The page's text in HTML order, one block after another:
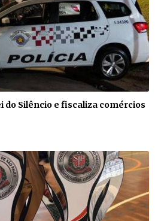
do Silêncio e fiscaliza comércios